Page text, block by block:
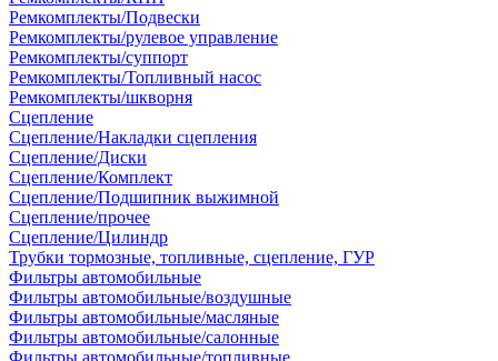
Ремкомплекты/Подвески
Ремкомплекты/рулевое управление
Ремкомплекты/суппорт
Ремкомплекты/Топливный насос
Ремкомплекты/шкворня
Сцепление
Сцепление/Накладки сцепления
Сцепление/Диски
Сцепление/Комплект
Сцепление/Подшипник выжимной
Сцепление/прочее
Сцепление/Цилиндр
Трубки тормозные, топливные, сцепление, ГУР
Фильтры автомобильные
Фильтры автомобильные/воздушные
Фильтры автомобильные/масляные
Фильтры автомобильные/салонные
Фильтры автомобильные/топливные